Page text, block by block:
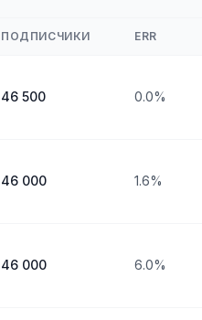
ПОДПИСЧИКИ ERR
46 500 0.0%
46 000 1.6%
46 000 6.0%